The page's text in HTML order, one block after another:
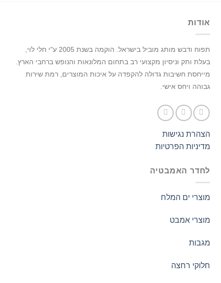
אודות
תפוח ודבש מותג מוביל בישראל.
הוקמה בשנת 2005 ע"י חלי לוי,
בעלת ותק וניסיון מקצועי רב בתחום המלונאות והנופש ברחבי הארץ.
מייחסת חשיבות גדולה להקפדה על איכות המוצרים, רמת שירות
גבוהה ויחס אישי.
הצהרת נגישות
מדיניות הפרטיות
לחדר האמבטיה
מוצרי ים המלח
מוצרי אמבט
מגבות
חלוקי רחצה